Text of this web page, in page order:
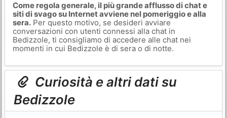
Come regola generale, il più grande afflusso di chat e
siti di svago su Internet avviene nel pomeriggio e alla
sera.Per questo motivo, se desideri avviare
conversazioni con utenti connessi alla chat in
Bedizzole, ti consigliamo di accedere alle chat nei
momenti in cui Bedizzole è di sera o di notte.
Curiosità e altri dati su
Bedizzole